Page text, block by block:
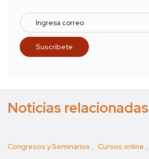
Noticias relacionadas
Congresos y Seminarios Cursos online